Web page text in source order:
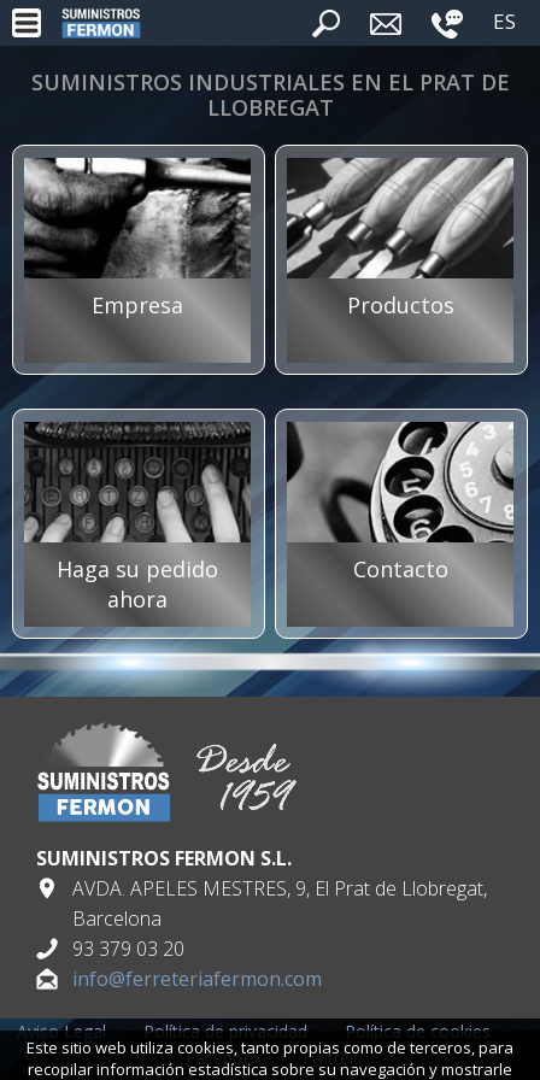
ES
SUMINISTROS INDUSTRIALES EN EL PRAT DE
LLOBREGAT
Empresa Productos
Haga su pedido
ahora
Contacto
SUMINISTROS FERMON S.L.
AVDA. APELES MESTRES, 9, El Prat de Llobregat,
Barcelona
93 379 03 20
info@ferreteriafermon.com
Aviso Legal Política de privacidad Política de cookies
Facebook·Twitter
Este sitio web utiliza cookies, tanto propias como de terceros, para
recopilar información estadística sobre su navegación y mostrarle